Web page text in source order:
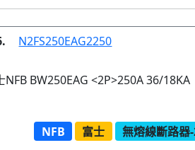
N2FS250EAG2250
NFB BW250EAG <2P>250A 36/18KA
NFB 富士 無熔線斷路器